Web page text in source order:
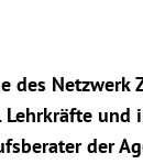
des
der